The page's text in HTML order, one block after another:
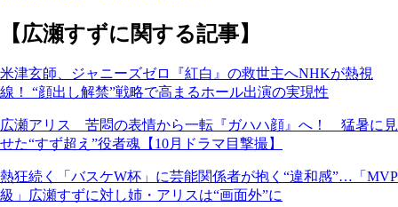
【広瀬すずに関する記事】
米津玄師、ジャニーズゼロ『紅白』の救世主へNHKが熱視
線！ “顔出し解禁”戦略で高まるホール出演の実現性
広瀬アリス 苦悶の表情から一転『ガハハ顔』へ！ 猛暑に見
せた“すず超え”役者魂【10月ドラマ目撃撮】
熱狂続く「バスケW杯」に芸能関係者が抱く“違和感”…「MVP
級」広瀬すずに対し姉・アリスは“画面外”に